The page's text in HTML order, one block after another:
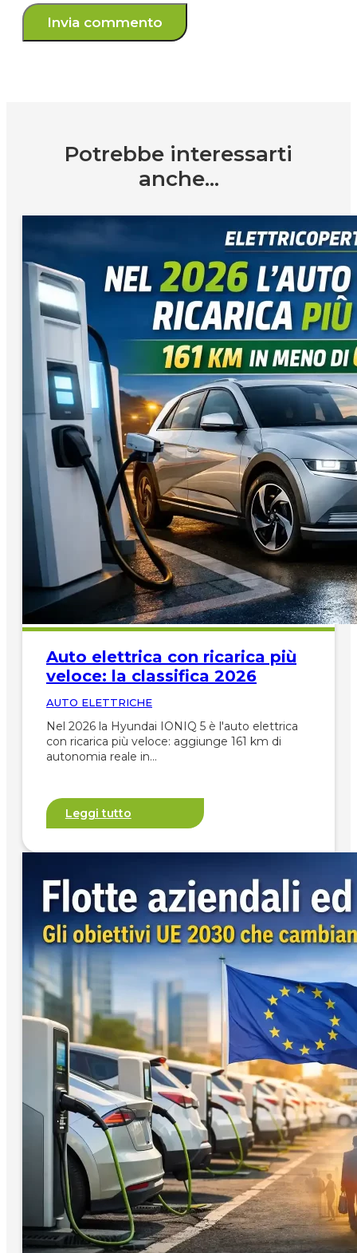
Potrebbe interessarti
anche...
Auto elettrica con ricarica più
veloce: la classifica 2026
AUTO ELETTRICHE
Nel 2026 la Hyundai IONIQ 5 è l'auto elettrica
con ricarica più veloce: aggiunge 161 km di
autonomia reale in…
Leggi tutto